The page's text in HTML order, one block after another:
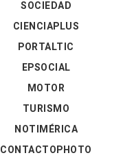
SOCIEDAD
CIENCIAPLUS
PORTALTIC
EPSOCIAL
MOTOR
TURISMO
NOTIMÉRICA
CONTACTOPHOTO